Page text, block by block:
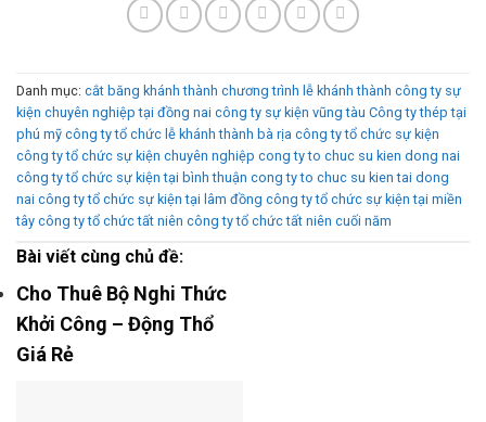
Danh mục: cắt băng khánh thành chương trình lễ khánh thành công ty sự
kiện chuyên nghiệp tại đồng nai công ty sự kiện vũng tàu Công ty thép tại
phú mỹ công ty tổ chức lễ khánh thành bà rịa công ty tổ chức sự kiện
công ty tổ chức sự kiện chuyên nghiệp cong ty to chuc su kien dong nai
công ty tổ chức sự kiện tại bình thuận cong ty to chuc su kien tai dong
nai công ty tổ chức sự kiện tại lâm đồng công ty tổ chức sự kiện tại miền
tây công ty tổ chức tất niên công ty tổ chức tất niên cuối năm
Bài viết cùng chủ đề:
Cho Thuê Bộ Nghi Thức
Khởi Công – Động Thổ
Giá Rẻ